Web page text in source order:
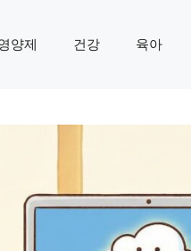
양제 건강 육아